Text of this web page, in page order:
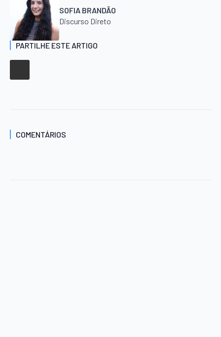
SOFIA BRANDÃO
Discurso Direto
PARTILHE ESTE ARTIGO
COMENTÁRIOS